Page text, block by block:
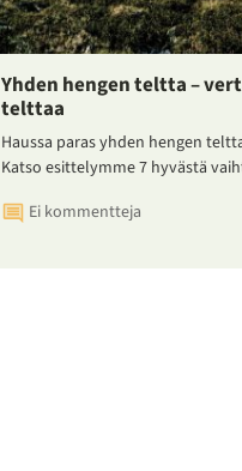
Yhden hengen teltta –
telttaa
Haussa paras yhden hengen
Katso esittelymme 7 hyvästä
Ei kommentteja